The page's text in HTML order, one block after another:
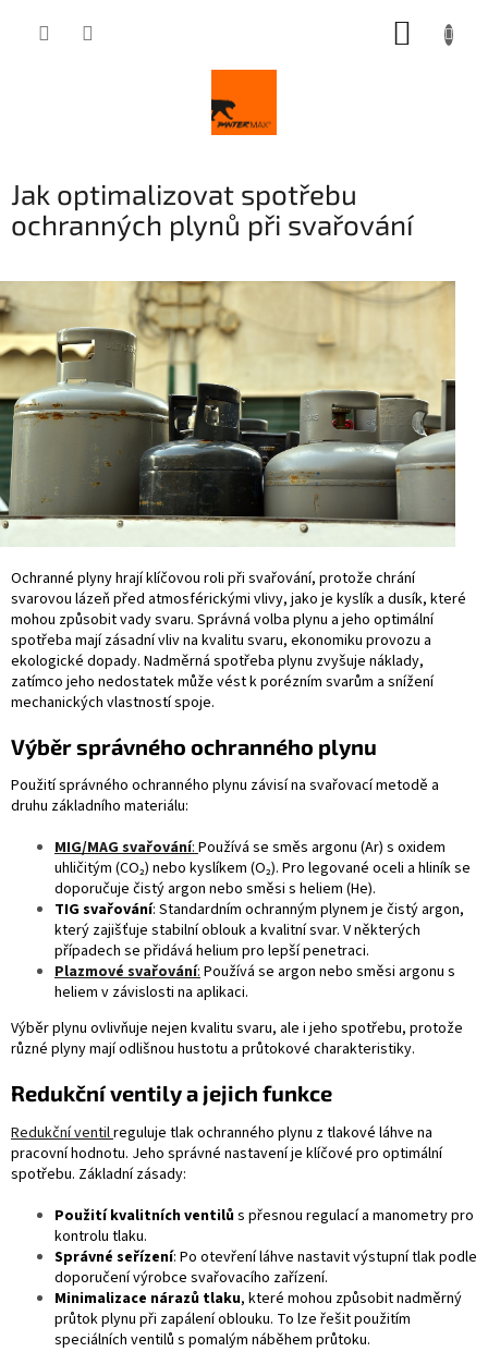
Jak optimalizovat spotřebu
ochranných plynů při svařování
Ochranné plyny hrají klíčovou roli při svařování, protože chrání
svarovou lázeň před atmosférickými vlivy, jako je kyslík a dusík, které
mohou způsobit vady svaru. Správná volba plynu a jeho optimální
spotřeba mají zásadní vliv na kvalitu svaru, ekonomiku provozu a
ekologické dopady. Nadměrná spotřeba plynu zvyšuje náklady,
zatímco jeho nedostatek může vést k porézním svarům a snížení
mechanických vlastností spoje.
Výběr správného ochranného plynu
Použití správného ochranného plynu závisí na svařovací metodě a
druhu základního materiálu:
MIG/MAG svařování:Používá se směs argonu (Ar) s oxidem
uhličitým (CO₂) nebo kyslíkem (O₂). Pro legované oceli a hliník se
doporučuje čistý argon nebo směsi s heliem (He).
TIG svařování: Standardním ochranným plynem je čistý argon,
který zajišťuje stabilní oblouk a kvalitní svar. V některých
případech se přidává helium pro lepší penetraci.
Plazmové svařování:Používá se argon nebo směsi argonu s
heliem v závislosti na aplikaci.
Výběr plynu ovlivňuje nejen kvalitu svaru, ale i jeho spotřebu, protože
různé plyny mají odlišnou hustotu a průtokové charakteristiky.
Redukční ventily a jejich funkce
Redukční ventilreguluje tlak ochranného plynu z tlakové láhve na
pracovní hodnotu. Jeho správné nastavení je klíčové pro optimální
spotřebu. Základní zásady:
Použití kvalitních ventilůs přesnou regulací a manometry pro
kontrolu tlaku.
Správné seřízení: Po otevření láhve nastavit výstupní tlak podle
doporučení výrobce svařovacího zařízení.
Minimalizace nárazů tlaku, které mohou způsobit nadměrný
průtok plynu při zapálení oblouku. To lze řešit použitím
speciálních ventilů s pomalým náběhem průtoku.